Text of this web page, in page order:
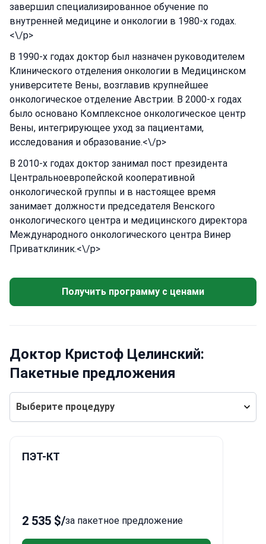
завершил специализированное обучение по
внутренней медицине и онкологии в 1980-х годах.
<\/p>
В 1990-х годах доктор был назначен руководителем
Клинического отделения онкологии в Медицинском
университете Вены, возглавив крупнейшее
онкологическое отделение Австрии. В 2000-х годах
было основано Комплексное онкологическое центр
Вены, интегрирующее уход за пациентами,
исследования и образование.<\/p>
В 2010-х годах доктор занимал пост президента
Центральноевропейской кооперативной
онкологической группы и в настоящее время
занимает должности председателя Венского
онкологического центра и медицинского директора
Международного онкологического центра Винер
Приватклиник.<\/p>
Получить программу с ценами
Доктор Кристоф Целинский:
Пакетные предложения
Выберите процедуру
ПЭТ-КТ
2 535 $/за пакетное предложение